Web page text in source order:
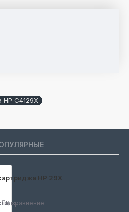
C4129X
HP 29X
В сравнение